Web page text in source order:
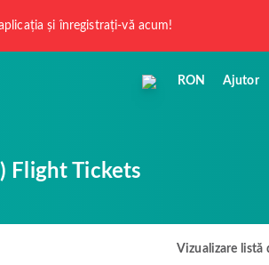
și înregistrați-vă acum!
RON Ajutor
Flight Tickets
Vizualizare listă